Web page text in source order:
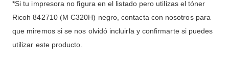
*Si tu impresora no figura en el listado pero utilizas el tóner
Ricoh 842710 (M C320H) negro, contacta con nosotros para
que miremos si se nos olvidó incluirla y confirmarte si puedes
utilizar este producto.